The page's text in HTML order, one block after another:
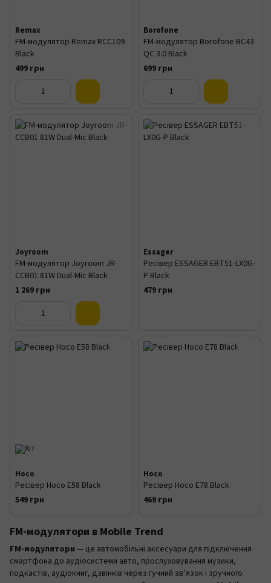
Remax
FM-модулятор Remax RCC109
Black
499 грн
Borofone
FM-модулятор Borofone BC43
QC 3.0 Black
699 грн
Joyroom
FM-модулятор Joyroom JR-
CCB01 81W Dual-Mic Black
1 269 грн
Essager
Ресівер ESSAGER EBT51-LX0G-
P Black
479 грн
Hoco
Ресівер Hoco E58 Black
549 грн
Hoco
Ресівер Hoco E78 Black
469 грн
FM-модулятори в Mobile Trend
FM-модулятори — це автомобільні аксесуари для підключення
смартфона до аудіосистеми авто, прослуховування музики,
подкастів, аудіокниг, дзвінків через гучний зв’язок і зручного